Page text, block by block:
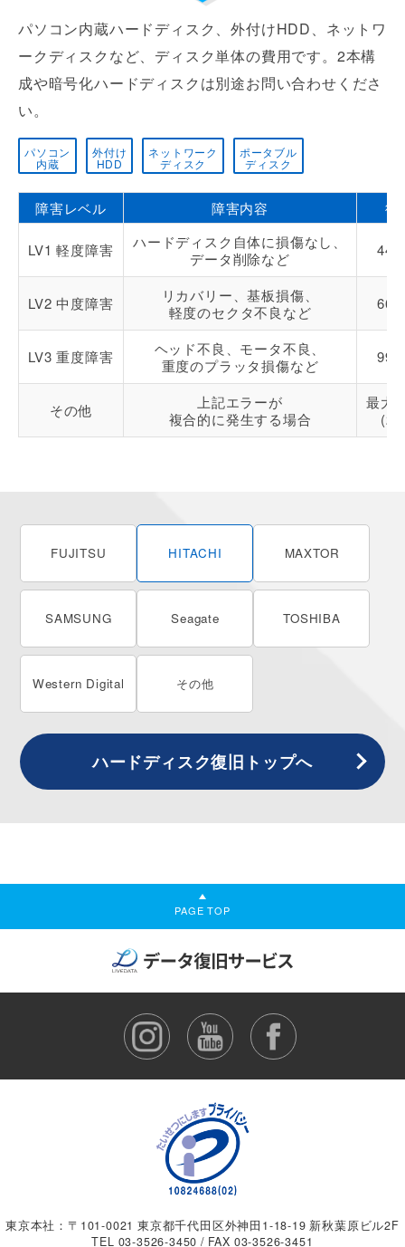
パソコン内蔵ハードディスク、外付けHDD、ネットワ
ークディスクなど、ディスク単体の費用です。2本構
成や暗号化ハードディスクは別途お問い合わせくださ
い。
パソコン
内蔵
外付け
HDD
ネットワーク
ディスク
ポータブル
ディスク
障害レベル 障害内容 復
LV1 軽度障害
ハードディスク自体に損傷なし、
データ削除など
LV2 中度障害
リカバリー、基板損傷、
軽度のセクタ不良など
LV3 重度障害
ヘッド不良、モータ不良、
重度のプラッタ損傷など
その他
上記エラーが
複合的に発生する場合
最大
FUJITSU HITACHI MAXTOR
SAMSUNG Seagate TOSHIBA
Western Digital その他
ハードディスク復旧トップへ
PAGE TOP
東京本社：〒101-0021 東京都千代田区外神田1-18-19 新秋葉原ビル2F
TEL 03-3526-3450 / FAX 03-3526-3451